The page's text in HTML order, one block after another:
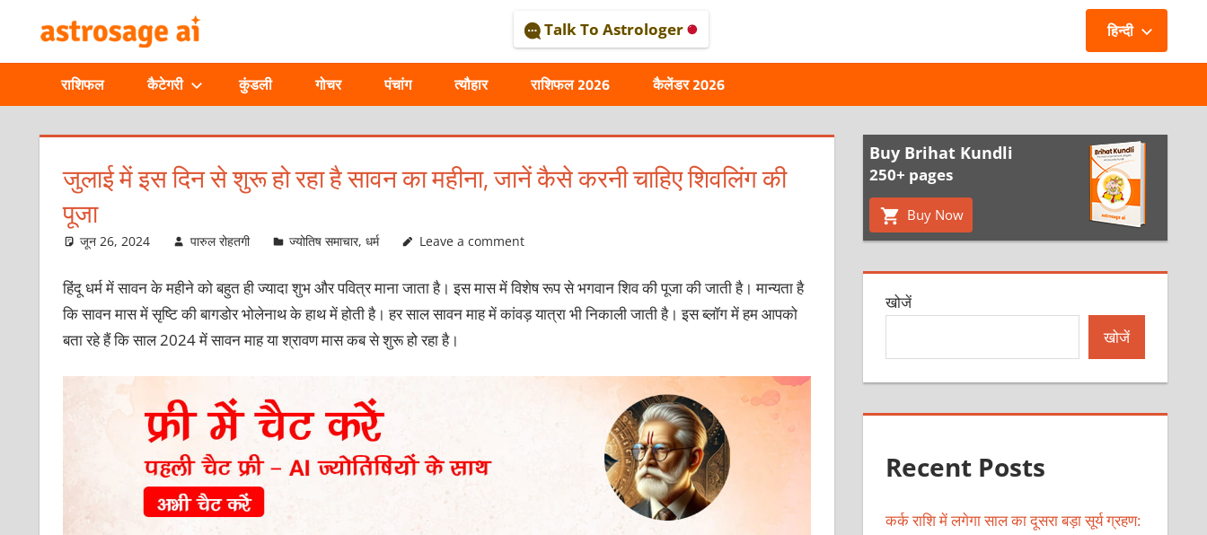
content
ASTROLOGICAL
JOURNAL
–
ASTROSAGE
MAGAZINE
Talk To Astrologer
राशिफल कैटेगरी कुंडली गोचर पंचांग त्यौहार
हिन्दी
राशिफल 2026 कैलेंडर 2026
जुलाई में इस दिन से शुरू हो रहा है सावन का महीना, जानें कैसे करनी चाहिए शिवलिंग की
पूजा
जून 26, 2024 पारुल रोहतगी ज्योतिष समाचार,धर्म Leave a comment
हिंदू धर्म में सावन के महीने को बहुत ही ज्‍यादा शुभ और पवित्र माना जाता है। इस मास में विशेष रूप से भगवान शिव की पूजा की जाती है। मान्‍यता है
कि सावन मास में सृष्टि की बागडोर भोलेनाथ के हाथ में होती है। हर साल सावन माह में कांवड़ यात्रा भी निकाली जाती है। इस ब्‍लॉग में हम आपको
बता रहे हैं कि साल 2024 में सावन माह या श्रावण मास कब से शुरू हो रहा है।
Buy Brihat Kundli
250+ pages
Buy Now
खोजें
खोजें
Recent Posts
कर्क राशि में लगेगा साल का दूसरा बड़ा सूर्य ग्रहण: